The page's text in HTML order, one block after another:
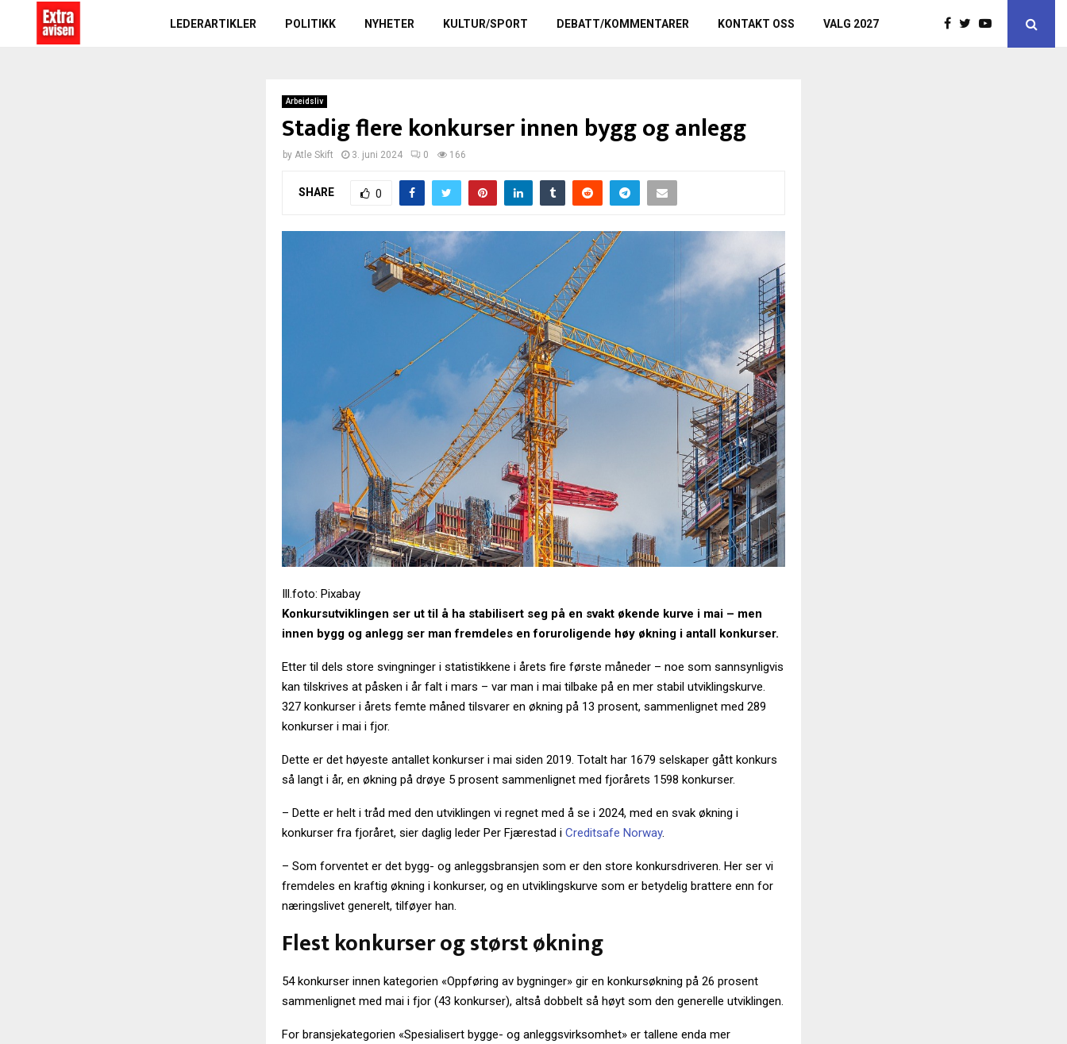
LEDERARTIKLER POLITIKK NYHETER KULTUR/SPORT DEBATT/KOMMENTARER KONTAKT OSS VALG 2027
Arbeidsliv
Stadig flere konkurser innen bygg og anlegg
by Atle Skift 3. juni 2024 0 166
SHARE 0
Ill.foto: Pixabay
Konkursutviklingen ser ut til å ha stabilisert seg på en svakt økende kurve i mai – men
innen bygg og anlegg ser man fremdeles en foruroligende høy økning i antall konkurser.
Etter til dels store svingninger i statistikkene i årets fire første måneder – noe som sannsynligvis
kan tilskrives at påsken i år falt i mars – var man i mai tilbake på en mer stabil utviklingskurve.
327 konkurser i årets femte måned tilsvarer en økning på 13 prosent, sammenlignet med 289
konkurser i mai i fjor.
Dette er det høyeste antallet konkurser i mai siden 2019. Totalt har 1679 selskaper gått konkurs
så langt i år, en økning på drøye 5 prosent sammenlignet med fjorårets 1598 konkurser.
– Dette er helt i tråd med den utviklingen vi regnet med å se i 2024, med en svak økning i
konkurser fra fjoråret, sier daglig leder Per Fjærestad i Creditsafe Norway.
– Som forventet er det bygg- og anleggsbransjen som er den store konkursdriveren. Her ser vi
fremdeles en kraftig økning i konkurser, og en utviklingskurve som er betydelig brattere enn for
næringslivet generelt, tilføyer han.
Flest konkurser og størst økning
54 konkurser innen kategorien «Oppføring av bygninger» gir en konkursøkning på 26 prosent
sammenlignet med mai i fjor (43 konkurser), altså dobbelt så høyt som den generelle utviklingen.
For bransjekategorien «Spesialisert bygge- og anleggsvirksomhet» er tallene enda mer